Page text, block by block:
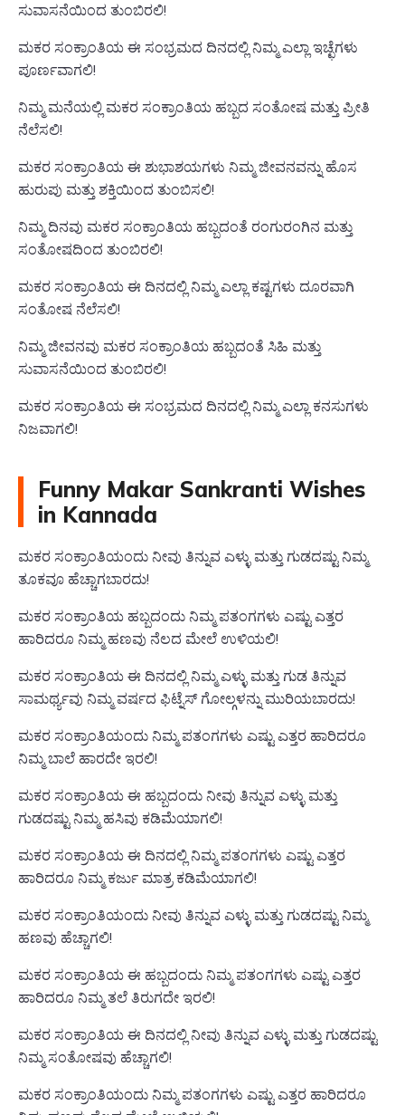
ಸುವಾಸನೆಯಿಂದ ತುಂಬಿರಲಿ!
ಮಕರ ಸಂಕ್ರಾಂತಿಯ ಈ ಸಂಭ್ರಮದ ದಿನದಲ್ಲಿ ನಿಮ್ಮ ಎಲ್ಲಾ ಇಚ್ಛೆಗಳು
ಪೂರ್ಣವಾಗಲಿ!
ನಿಮ್ಮ ಮನೆಯಲ್ಲಿ ಮಕರ ಸಂಕ್ರಾಂತಿಯ ಹಬ್ಬದ ಸಂತೋಷ ಮತ್ತು ಪ್ರೀತಿ
ನೆಲೆಸಲಿ!
ಮಕರ ಸಂಕ್ರಾಂತಿಯ ಈ ಶುಭಾಶಯಗಳು ನಿಮ್ಮ ಜೀವನವನ್ನು ಹೊಸ
ಹುರುಪು ಮತ್ತು ಶಕ್ತಿಯಿಂದ ತುಂಬಿಸಲಿ!
ನಿಮ್ಮ ದಿನವು ಮಕರ ಸಂಕ್ರಾಂತಿಯ ಹಬ್ಬದಂತೆ ರಂಗುರಂಗಿನ ಮತ್ತು
ಸಂತೋಷದಿಂದ ತುಂಬಿರಲಿ!
ಮಕರ ಸಂಕ್ರಾಂತಿಯ ಈ ದಿನದಲ್ಲಿ ನಿಮ್ಮ ಎಲ್ಲಾ ಕಷ್ಟಗಳು ದೂರವಾಗಿ
ಸಂತೋಷ ನೆಲೆಸಲಿ!
ನಿಮ್ಮ ಜೀವನವು ಮಕರ ಸಂಕ್ರಾಂತಿಯ ಹಬ್ಬದಂತೆ ಸಿಹಿ ಮತ್ತು
ಸುವಾಸನೆಯಿಂದ ತುಂಬಿರಲಿ!
ಮಕರ ಸಂಕ್ರಾಂತಿಯ ಈ ಸಂಭ್ರಮದ ದಿನದಲ್ಲಿ ನಿಮ್ಮ ಎಲ್ಲಾ ಕನಸುಗಳು
ನಿಜವಾಗಲಿ!
Funny Makar Sankranti Wishes
in Kannada
ಮಕರ ಸಂಕ್ರಾಂತಿಯಂದು ನೀವು ತಿನ್ನುವ ಎಳ್ಳು ಮತ್ತು ಗುಡದಷ್ಟು ನಿಮ್ಮ
ತೂಕವೂ ಹೆಚ್ಚಾಗಬಾರದು!
ಮಕರ ಸಂಕ್ರಾಂತಿಯ ಹಬ್ಬದಂದು ನಿಮ್ಮ ಪತಂಗಗಳು ಎಷ್ಟು ಎತ್ತರ
ಹಾರಿದರೂ ನಿಮ್ಮ ಹಣವು ನೆಲದ ಮೇಲೆ ಉಳಿಯಲಿ!
ಮಕರ ಸಂಕ್ರಾಂತಿಯ ಈ ದಿನದಲ್ಲಿ ನಿಮ್ಮ ಎಳ್ಳು ಮತ್ತು ಗುಡ ತಿನ್ನುವ
ಸಾಮರ್ಥ್ಯವು ನಿಮ್ಮ ವರ್ಷದ ಫಿಟ್ನೆಸ್ ಗೋಲ್ಗಳನ್ನು ಮುರಿಯಬಾರದು!
ಮಕರ ಸಂಕ್ರಾಂತಿಯಂದು ನಿಮ್ಮ ಪತಂಗಗಳು ಎಷ್ಟು ಎತ್ತರ ಹಾರಿದರೂ
ನಿಮ್ಮ ಬಾಲೆ ಹಾರದೇ ಇರಲಿ!
ಮಕರ ಸಂಕ್ರಾಂತಿಯ ಈ ಹಬ್ಬದಂದು ನೀವು ತಿನ್ನುವ ಎಳ್ಳು ಮತ್ತು
ಗುಡದಷ್ಟು ನಿಮ್ಮ ಹಸಿವು ಕಡಿಮೆಯಾಗಲಿ!
ಮಕರ ಸಂಕ್ರಾಂತಿಯ ಈ ದಿನದಲ್ಲಿ ನಿಮ್ಮ ಪತಂಗಗಳು ಎಷ್ಟು ಎತ್ತರ
ಹಾರಿದರೂ ನಿಮ್ಮ ಕರ್ಜು ಮಾತ್ರ ಕಡಿಮೆಯಾಗಲಿ!
ಮಕರ ಸಂಕ್ರಾಂತಿಯಂದು ನೀವು ತಿನ್ನುವ ಎಳ್ಳು ಮತ್ತು ಗುಡದಷ್ಟು ನಿಮ್ಮ
ಹಣವು ಹೆಚ್ಚಾಗಲಿ!
ಮಕರ ಸಂಕ್ರಾಂತಿಯ ಈ ಹಬ್ಬದಂದು ನಿಮ್ಮ ಪತಂಗಗಳು ಎಷ್ಟು ಎತ್ತರ
ಹಾರಿದರೂ ನಿಮ್ಮ ತಲೆ ತಿರುಗದೇ ಇರಲಿ!
ಮಕರ ಸಂಕ್ರಾಂತಿಯ ಈ ದಿನದಲ್ಲಿ ನೀವು ತಿನ್ನುವ ಎಳ್ಳು ಮತ್ತು ಗುಡದಷ್ಟು
ನಿಮ್ಮ ಸಂತೋಷವು ಹೆಚ್ಚಾಗಲಿ!
ಮಕರ ಸಂಕ್ರಾಂತಿಯಂದು ನಿಮ್ಮ ಪತಂಗಗಳು ಎಷ್ಟು ಎತ್ತರ ಹಾರಿದರೂ